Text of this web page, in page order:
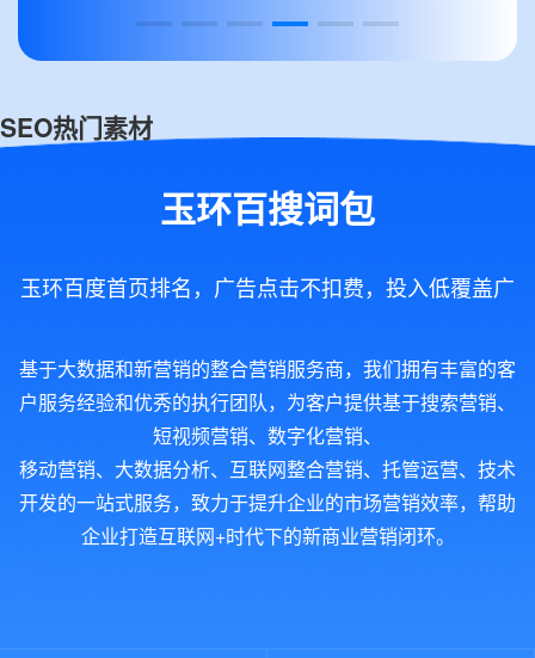
SEO热门素材
玉环百搜词包
玉环百度首页排名，广告点击不扣费，投入低覆盖广
基于大数据和新营销的整合营销服务商，我们拥有丰富的客
户服务经验和优秀的执行团队，为客户提供基于搜索营销、
短视频营销、数字化营销、
移动营销、大数据分析、互联网整合营销、托管运营、技术
开发的一站式服务，致力于提升企业的市场营销效率，帮助
企业打造互联网+时代下的新商业营销闭环。